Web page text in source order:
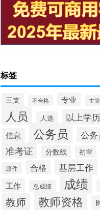
标签
三支 不合格 专业 主
人员 人选 以上学历
信息 公务员 公
准考证 分数线 初审
原件 合格 基层工作
工作 总成绩 成绩
教师 教师资格